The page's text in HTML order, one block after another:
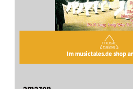
Im musictales.de shop